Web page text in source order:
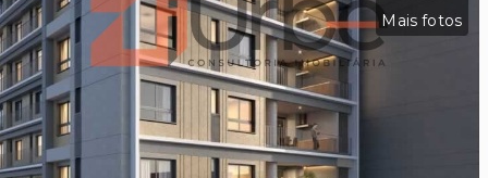
Mais fotos